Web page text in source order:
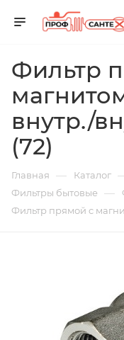
Фильтр
внутр./
(72)
Главная — Каталог
Фильтры бытовые —
Фильтр прямой c